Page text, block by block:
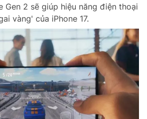
Gen 2 sẽ giúp hiệu năng điện thoại
vàng' của iPhone 17.